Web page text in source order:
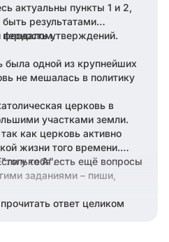
актуальны пункты 1 и 2,
быть результатами
феодалом.утверждений.
была одной из крупнейших
не мешалась в политику
церковь в
участками земли.
как церковь активно
жизни того времени.
А".
у тебя есть ещё вопросы
заданиями – пиши,
ответ целиком